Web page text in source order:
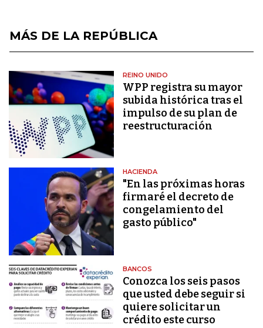
MÁS DE LA REPÚBLICA
REINO UNIDO
WPP registra su mayor
subida histórica tras el
impulso de su plan de
reestructuración
HACIENDA
"En las próximas horas
firmaré el decreto de
congelamiento del
gasto público"
BANCOS
Conozca los seis pasos
que usted debe seguir si
quiere solicitar un
crédito este curso